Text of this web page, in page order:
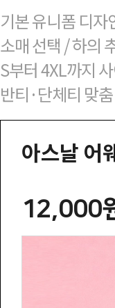
기본 유니폼 디
소매 선택 / 하의
S부터 4XL까지
반티·단체티 맞
아스날 어
12,000